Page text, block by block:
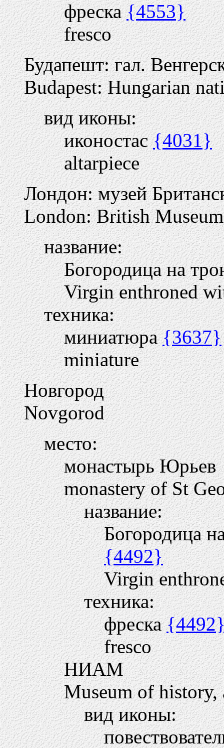
фреска{4553}
fresco
Будапешт: гал.
Budapest: Hungarian
вид иконы:
иконостас{4031}
altarpiece
Лондон: музей
London: British Museum
название:
Богородица на
Virgin enthroned
техника:
миниатюра{3637}
miniature
Новгород
Novgorod
место:
монастырь Юрьев
monastery of St
название:
Богородица
{4492}
Virgin
техника:
фреска
fresco
НИАМ
Museum of history,
вид иконы: